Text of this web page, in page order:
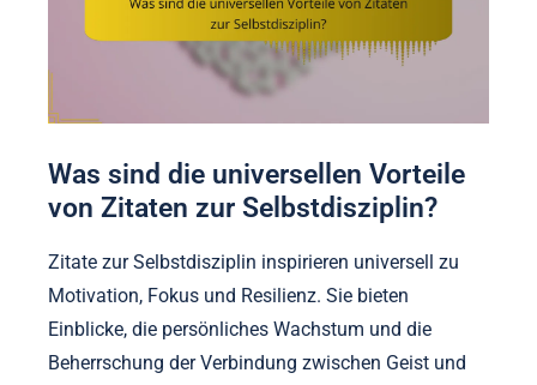
Was sind die universellen Vorteile
von Zitaten zur Selbstdisziplin?
Zitate zur Selbstdisziplin inspirieren universell zu
Motivation, Fokus und Resilienz. Sie bieten
Einblicke, die persönliches Wachstum und die
Beherrschung der Verbindung zwischen Geist und